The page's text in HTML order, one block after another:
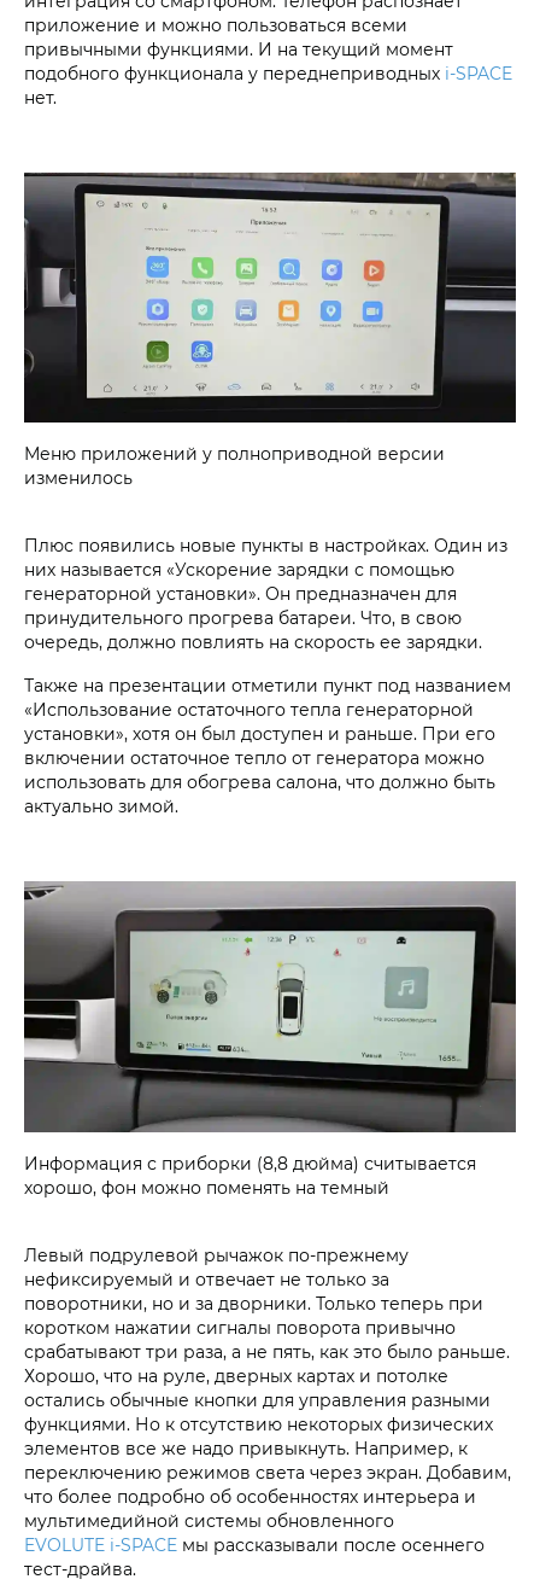
приложение и можно пользоваться всеми
привычными функциями. И на текущий момент
подобного функционала у переднеприводных i‑SPACE
нет.
Меню приложений у полноприводной версии
изменилось
Плюс появились новые пункты в настройках. Один из
них называется «Ускорение зарядки с помощью
генераторной установки». Он предназначен для
принудительного прогрева батареи. Что, в свою
очередь, должно повлиять на скорость ее зарядки.
Также на презентации отметили пункт под названием
«Использование остаточного тепла генераторной
установки», хотя он был доступен и раньше. При его
включении остаточное тепло от генератора можно
использовать для обогрева салона, что должно быть
актуально зимой.
Информация с приборки (8,8 дюйма) считывается
хорошо, фон можно поменять на темный
Левый подрулевой рычажок по-прежнему
нефиксируемый и отвечает не только за
поворотники, но и за дворники. Только теперь при
коротком нажатии сигналы поворота привычно
срабатывают три раза, а не пять, как это было раньше.
Хорошо, что на руле, дверных картах и потолке
остались обычные кнопки для управления разными
функциями. Но к отсутствию некоторых физических
элементов все же надо привыкнуть. Например, к
переключению режимов света через экран. Добавим,
что более подробно об особенностях интерьера и
мультимедийной системы обновленного
EVOLUTE i‑SPACE мы рассказывали после осеннего
тест-драйва.